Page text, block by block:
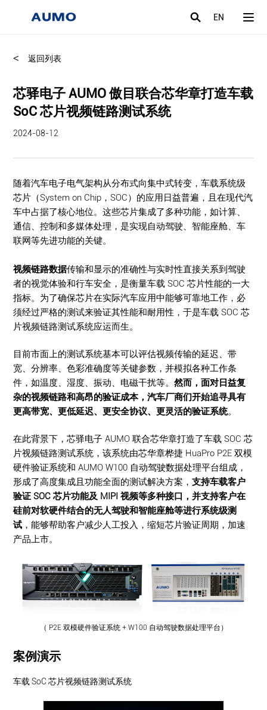
EN
< 返回列表
芯驿电子 AUMO 傲目联合芯华章打造车载
SoC 芯片视频链路测试系统
2024-08-12
随着汽车电子电气架构从分布式向集中式转变，车载系统级
芯片（System on Chip，SOC）的应用日益普遍，且在现代汽
车中占据了核心地位。这些芯片集成了多种功能，如计算、
通信、控制和多媒体处理，是实现自动驾驶、智能座舱、车
联网等先进功能的关键。
视频链路数据传输和显示的准确性与实时性直接关系到驾驶
者的视觉体验和行车安全，是衡量车载 SOC 芯片性能的一大
指标。为了确保芯片在实际汽车应用中能够可靠地工作，必
须经过严格的测试来验证其性能和耐用性，于是车载 SOC 芯
片视频链路测试系统应运而生。
目前市面上的测试系统基本可以评估视频传输的延迟、带
宽、分辨率、色彩准确度等关键参数，并模拟各种工作条
件，如温度、湿度、振动、电磁干扰等。然而，面对日益复
杂的视频链路和高昂的验证成本，汽车厂商们开始追寻具有
更高带宽、更低延迟、更安全协议、更灵活的验证系统。
在此背景下，芯驿电子 AUMO 联合芯华章打造了车载 SOC 芯
片视频链路测试系统，该系统由芯华章桦捷 HuaPro P2E 双模
硬件验证系统和 AUMO W100 自动驾驶数据处理平台组成，
形成了高度集成且功能全面的测试解决方案，支持车载客户
验证 SOC 芯片功能及 MIPI 视频等多种接口，并支持客户在
硅前对软硬件结合的无人驾驶和智能座舱等进行系统级测
试 ，能够帮助客户减少人工投入，缩短芯片验证周期，加速
产品上市。
（ P2E 双模硬件验证系统 + W100 自动驾驶数据处理平台）
案例演示
车载 SoC 芯片视频链路测试系统